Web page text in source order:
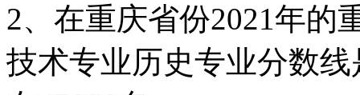
2、在重庆省份2021年的
技术专业历史专业分数